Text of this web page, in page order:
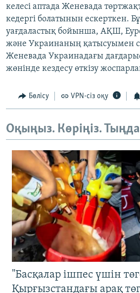
келесі аптада Женевада
кедергі болатынын ескерткен.
уағдаластық бойынша, АҚШ,
және Украинаның қатысуымен
Женевада Украинадағы
жөнінде кездесу өткізу
Бөлісу VPN-сіз оқу
Оқыңыз. Көріңіз.
"Басқалар ішпес үшін
Қырғызстандағы арақ